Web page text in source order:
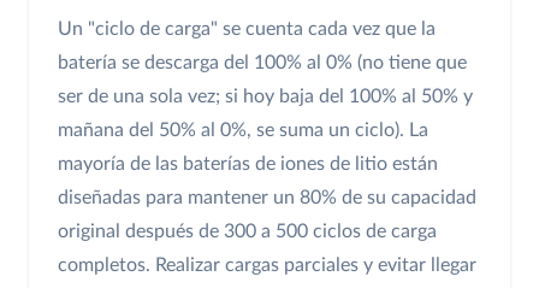
Un "ciclo de carga" se cuenta cada vez que la
batería se descarga del 100% al 0% (no tiene que
ser de una sola vez; si hoy baja del 100% al 50% y
mañana del 50% al 0%, se suma un ciclo). La
mayoría de las baterías de iones de litio están
diseñadas para mantener un 80% de su capacidad
original después de 300 a 500 ciclos de carga
completos. Realizar cargas parciales y evitar llegar